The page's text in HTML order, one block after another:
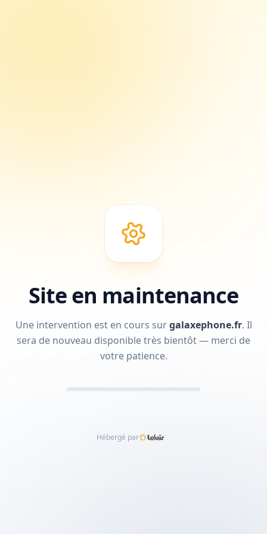
Site en maintenance
Une intervention est en cours surgalaxephone.fr. Il
sera de nouveau disponible très bientôt — merci de
votre patience.
Hébergé par